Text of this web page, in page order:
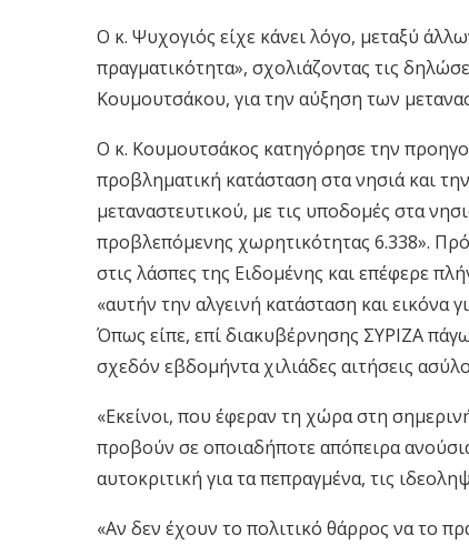
Ο κ. Ψυχογιός είχε κάνει λόγο, μεταξύ
πραγματικότητα», σχολιάζοντας τις
Κουμουτσάκου, για την αύξηση των
Ο κ. Κουμουτσάκος κατηγόρησε την
προβληματική κατάσταση στα νησιά και
μεταναστευτικού, με τις υποδομές στα
προβλεπόμενης χωρητικότητας 6.338».
στις λάσπες της Ειδομένης και επέφερε
«αυτήν την αλγεινή κατάσταση και
Όπως είπε, επί διακυβέρνησης ΣΥΡΙΖΑ
σχεδόν εβδομήντα χιλιάδες αιτήσεις
«Εκείνοι, που έφεραν τη χώρα στη
προβούν σε οποιαδήποτε απόπειρα
αυτοκριτική για τα πεπραγμένα, τις
«Αν δεν έχουν το πολιτικό θάρρος να το